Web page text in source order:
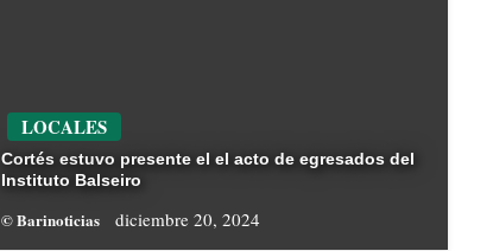
LOCALES
Cortés estuvo presente el el acto de egresados del
Instituto Balseiro
© Barinoticias diciembre 20, 2024